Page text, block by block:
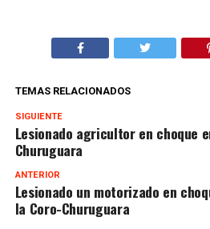
TEMAS RELACIONADOS
SIGUIENTE
Lesionado agricultor en choque
Churuguara
ANTERIOR
Lesionado un motorizado en
la Coro-Churuguara